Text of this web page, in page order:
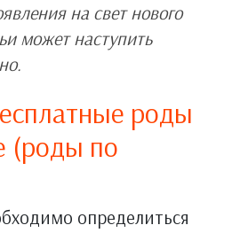
на свет нового
может наступить
роды
(роды по
определиться